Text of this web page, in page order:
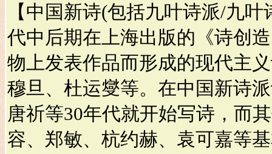
【中国新诗(包括九叶诗派/九
代中后期在上海出版的《诗创
物上发表作品而形成的现代主
穆旦、杜运燮等。在中国新诗
唐祈等30年代就开始写诗，而
容、郑敏、杭约赫、袁可嘉等